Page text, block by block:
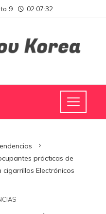
9 02:07:33
prácticas de
Electrónicos